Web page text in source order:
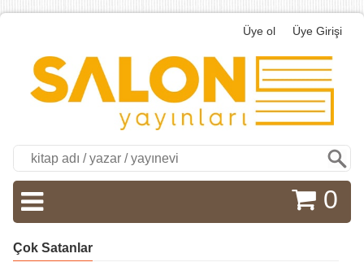
Üye ol Üye Girişi
0
Çok Satanlar